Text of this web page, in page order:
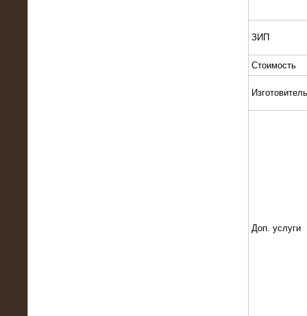
ЗИП
Стоимость
Изготовитель
Доп. услуги